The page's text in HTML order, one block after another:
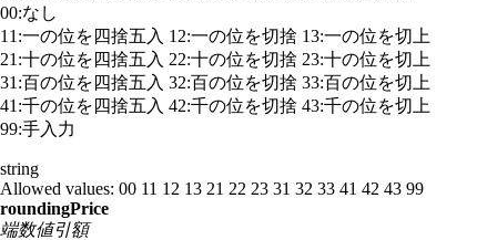
00:なし
11:一の位を四捨五入 12:一の位を切捨 13:一の位を切上
21:十の位を四捨五入 22:十の位を切捨 23:十の位を切上
31:百の位を四捨五入 32:百の位を切捨 33:百の位を切上
41:千の位を四捨五入 42:千の位を切捨 43:千の位を切上
99:手入力
string
Allowed values: 00 11 12 13 21 22 23 31 32 33 41 42 43 99
roundingPrice
端数値引額